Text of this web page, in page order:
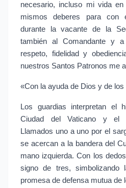
necesario, incluso mi vida
mismos deberes para con
durante la vacante de la
también al Comandante y
respeto, fidelidad y
nuestros Santos Patronos me
«Con la ayuda de Dios y de
Los guardias interpretan el
Ciudad del Vaticano y el
Llamados uno a uno por el
se acercan a la bandera del
mano izquierda. Con los
signo de tres, simbolizando
promesa de defensa mutua de